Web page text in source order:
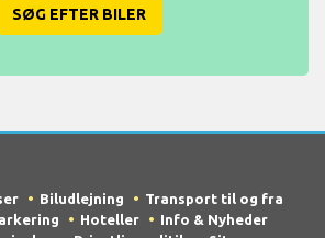
SØG EFTER BILER
Biludlejning
Transport til og fra
Hoteller
Info & Nyheder